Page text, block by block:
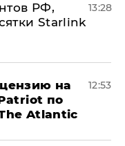
РФ,
Starlink
13:28
на
по
Atlantic
12:53